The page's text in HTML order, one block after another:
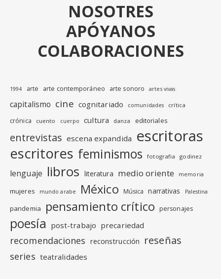
NOSOTRES
APÓYANOS
COLABORACIONES
1994 arte arte contemporáneo arte sonoro artes vivas
capitalismo cine cognitariado comunidades crítica
crónica cuento cuerpo cultura danza editoriales
entrevistas escena expandida escritoras
escritores feminismos fotografia godinez
lenguaje libros literatura medio oriente memoria
mujeres mundo arabe México Música narrativas Palestina
pandemia pensamiento crítico personajes
poesía post-trabajo precariedad
recomendaciones reconstrucción reseñas
series teatralidades